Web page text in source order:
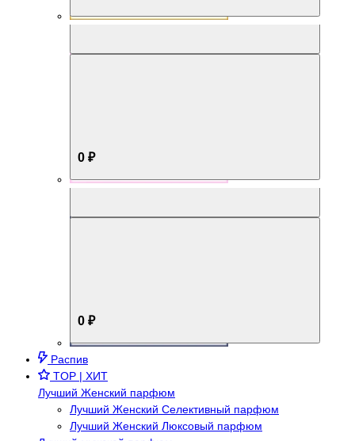
0 ₽
0 ₽
Распив
TOP | ХИТ
Лучший Женский парфюм
Лучший Женский Селективный парфюм
Лучший Женский Люксовый парфюм